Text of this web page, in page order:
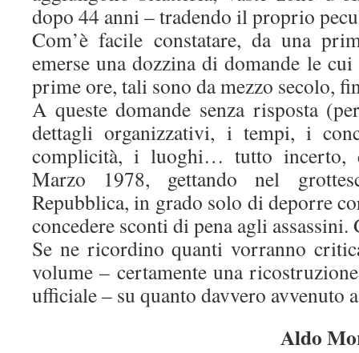
dopo 44 anni – tradendo il proprio
Com’è facile constatare, da una
emerse una dozzina di domande le
prime ore, tali sono da mezzo secolo,
A queste domande senza risposta
dettagli organizzativi, i tempi, i
complicità, i luoghi… tutto incerto,
Marzo 1978, gettando nel
Repubblica, in grado solo di deporre
concedere sconti di pena agli assassini.
Se ne ricordino quanti vorranno
volume – certamente una
ufficiale – su quanto davvero avvenuto
Aldo